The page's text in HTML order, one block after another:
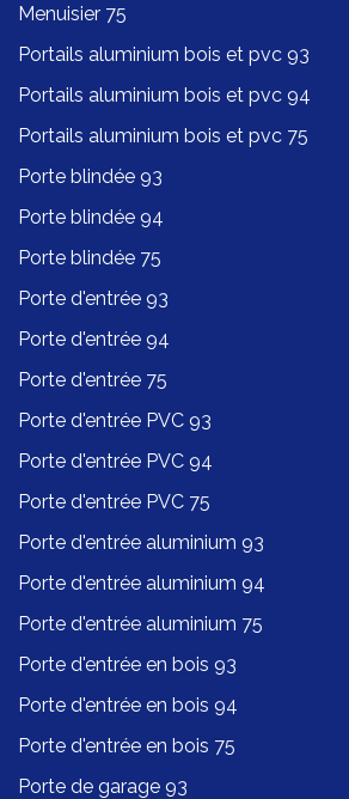
Menuisier 75
Portails aluminium bois et pvc 93
Portails aluminium bois et pvc 94
Portails aluminium bois et pvc 75
Porte blindée 93
Porte blindée 94
Porte blindée 75
Porte d'entrée 93
Porte d'entrée 94
Porte d'entrée 75
Porte d'entrée PVC 93
Porte d'entrée PVC 94
Porte d'entrée PVC 75
Porte d'entrée aluminium 93
Porte d'entrée aluminium 94
Porte d'entrée aluminium 75
Porte d'entrée en bois 93
Porte d'entrée en bois 94
Porte d'entrée en bois 75
Porte de garage 93